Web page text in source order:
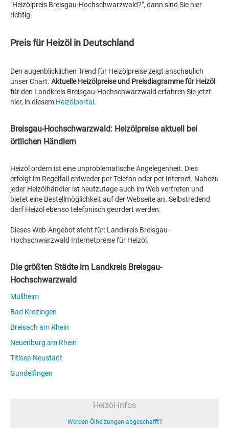
"Heizölpreis Breisgau-Hochschwarzwald?", dann sind Sie hier
richtig.
Preis für Heizöl in Deutschland
Den augenblicklichen Trend für Heizölpreise zeigt anschaulich
unser Chart. Aktuelle Heizölpreise und Preisdiagramme für Heizöl
für den Landkreis Breisgau-Hochschwarzwald erfahren Sie jetzt
hier, in diesem Heizölportal .
Breisgau-Hochschwarzwald: Heizölpreise aktuell bei
örtlichen Händlern
Heizöl ordern ist eine unproblematische Angelegenheit. Dies
erfolgt im Regelfall entweder per Telefon oder per Internet. Nahezu
jeder Heizölhändler ist heutzutage auch im Web vertreten und
bietet eine Bestellmöglichkeit auf der Webseite an. Selbstredend
darf Heizöl ebenso telefonisch geordert werden.
Dieses Web-Angebot steht für: Landkreis Breisgau-
Hochschwarzwald Internetpreise für Heizöl.
Die größten Städte im Landkreis Breisgau-
Hochschwarzwald
Müllheim
Bad Krozingen
Breisach am Rhein
Neuenburg am Rhein
Titisee-Neustadt
Gundelfingen
Heizöl-Infos
Werden Ölheizungen abgeschafft?